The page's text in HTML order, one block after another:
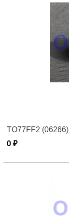
TO77FF2 (06266)
0 ₽